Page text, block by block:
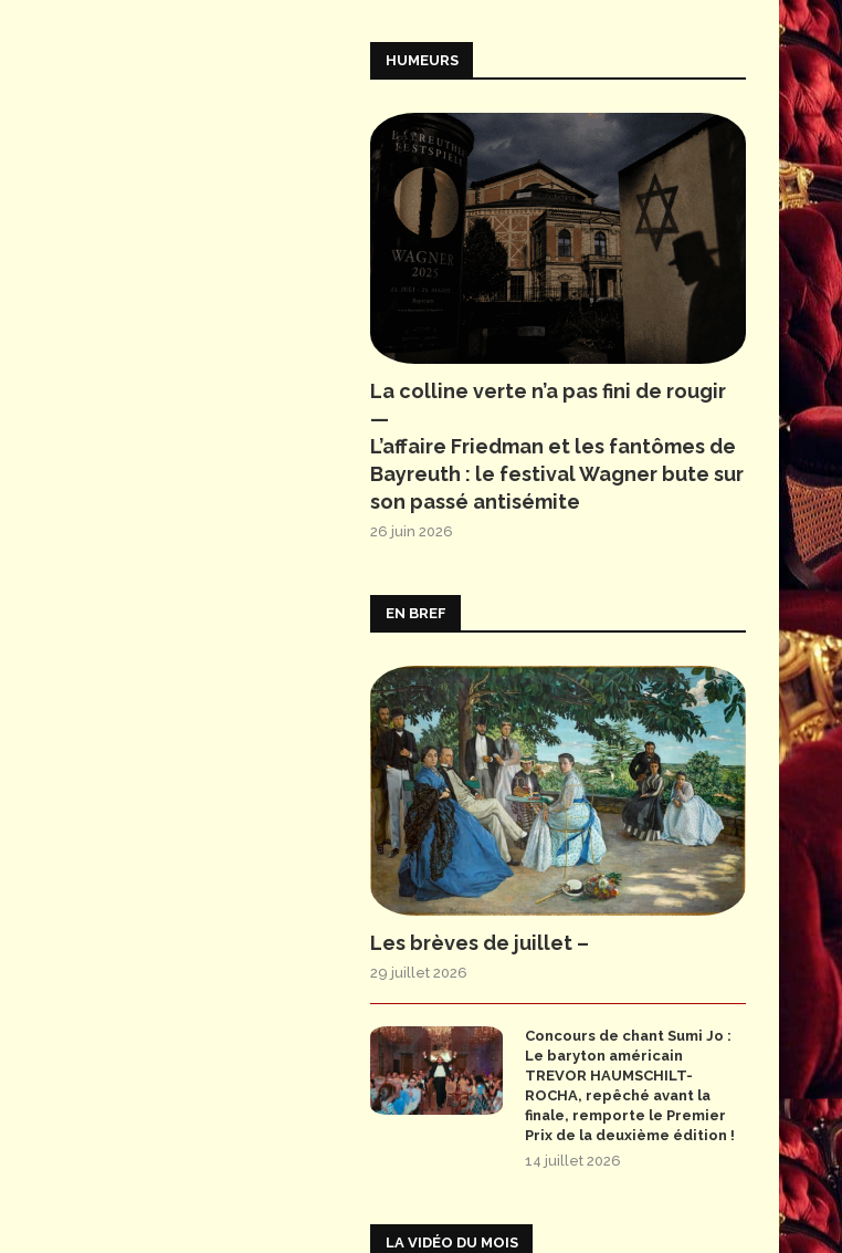
HUMEURS
La colline verte n’a pas fini de rougir
—
L’affaire Friedman et les fantômes de
Bayreuth : le festival Wagner bute sur
son passé antisémite
26 juin 2026
EN BREF
Les brèves de juillet –
29 juillet 2026
Concours de chant Sumi Jo :
Le baryton américain
TREVOR HAUMSCHILT-
ROCHA, repêché avant la
finale, remporte le Premier
Prix de la deuxième édition !
14 juillet 2026
LA VIDÉO DU MOIS